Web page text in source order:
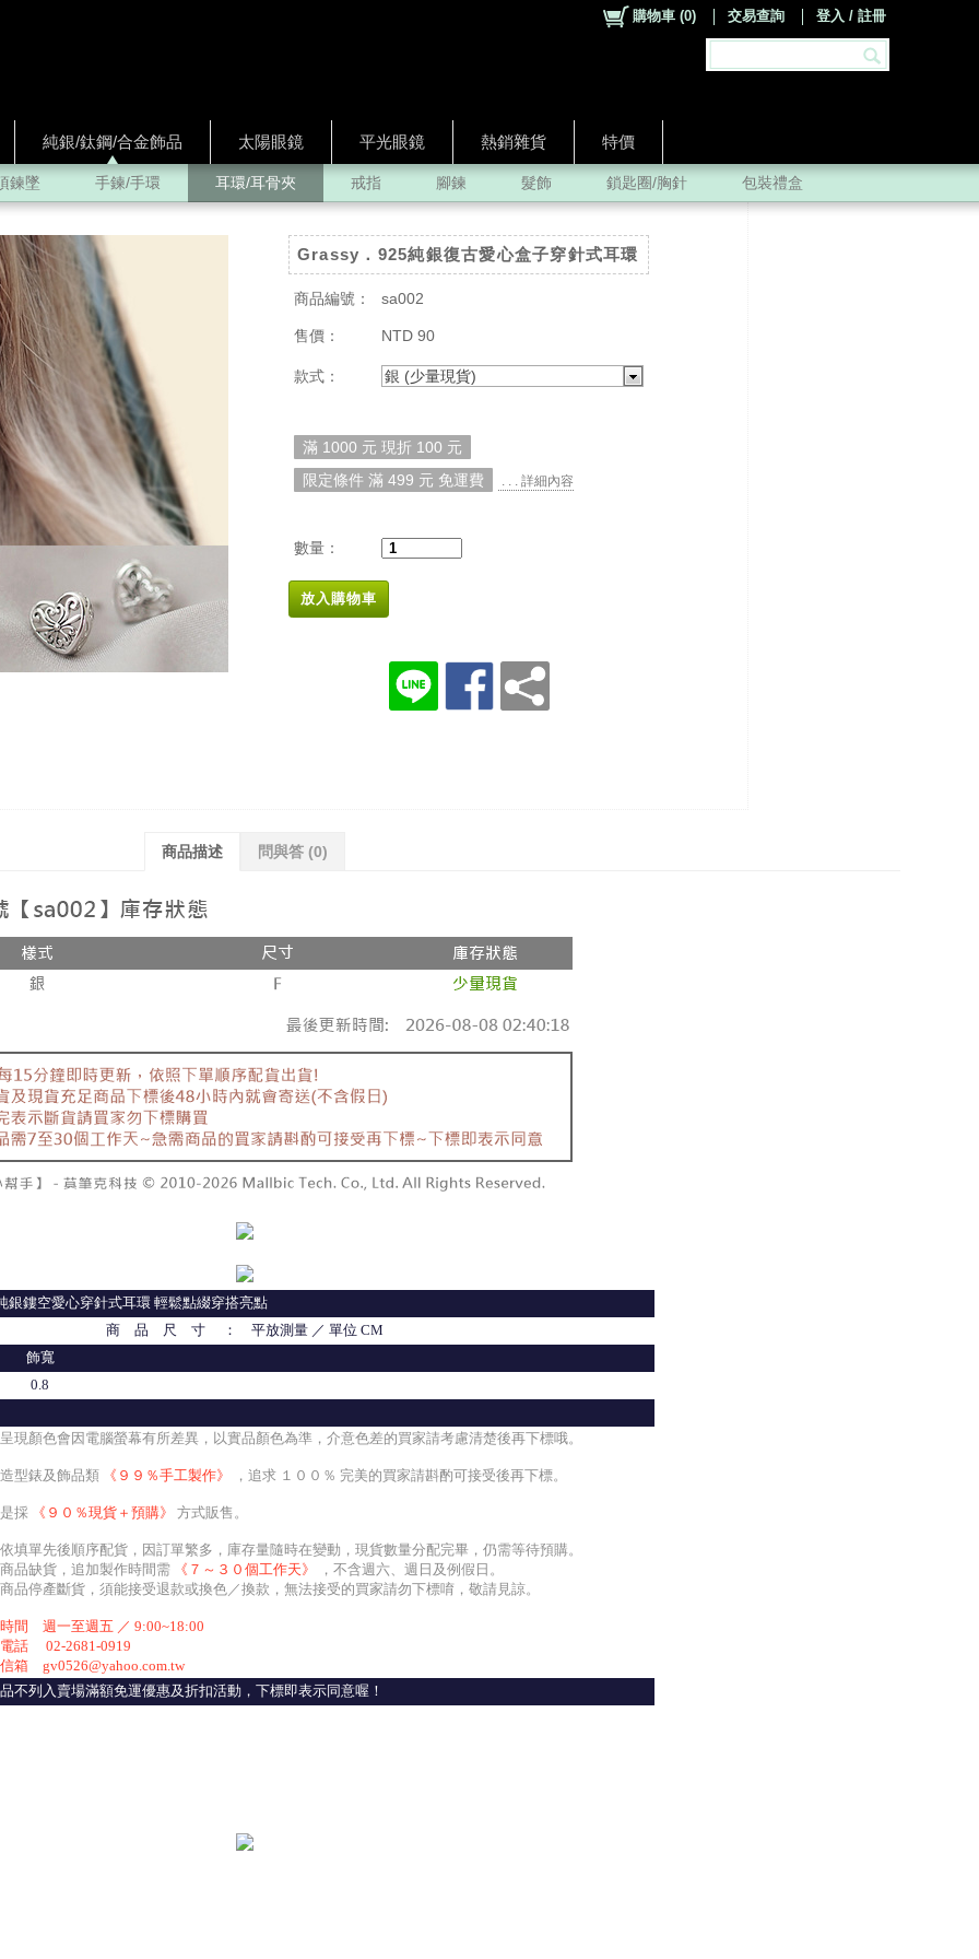
純銀/鈦鋼/合金飾品 太陽眼鏡 平光眼鏡 熱銷雜貨 特價
購物車 (0) 交易查詢 登入 / 註冊
鍊墜 手鍊/手環 耳環/耳骨夾 戒指 腳鍊 髮飾 鎖匙圈/胸針 包裝禮盒
Grassy．925純銀復古愛心盒子穿針式耳環
商品編號： sa002
售價： NTD 90
款式： 銀 (少量現貨)
滿 1000 元 現折 100 元
限定條件 滿 499 元 免運費
. . . 詳細內容
數量：
放入購物車
商品描述 問與答 (0)